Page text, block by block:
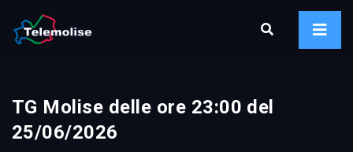
TG Molise delle ore 23:00 del
25/06/2026